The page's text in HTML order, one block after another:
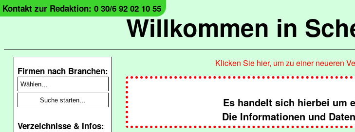
Willkommen in
Kontakt zur Redaktion: 0 30/6 92 02 10 55
Firmen nach Branchen:
Verzeichnisse & Infos:
Klicken Sie hier, um zu einer neueren
Es handelt sich hierbei um
Die Informationen und